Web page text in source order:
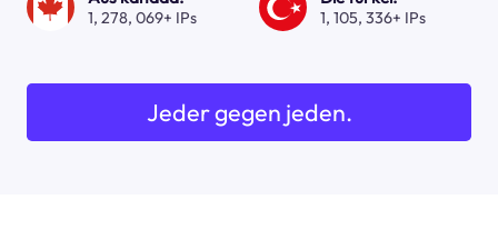
1, 278, 069+ IPs 1, 105, 336+ IPs
Jeder gegen jeden.